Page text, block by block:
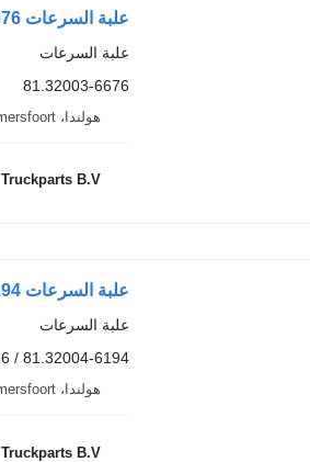
علبة السرعات MAN ZF 16S2520 TO 81.32003-6676 لـ الشاحنات
علبة السرعات
81.32003-6676
هولندا، Amersfoort
Truckparts B.V
علبة السرعات MAN ZF 12AS1210 TO 81.32004-6194 لـ السيارات القاطرة MAN TGL/TGM
علبة السرعات
81.32004-6194 / 1336 033 022
هولندا، Amersfoort
Truckparts B.V